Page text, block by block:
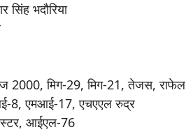
सिंह भदौरिया
2000, मिग-29, मिग-21, तेजस, राफेल
8, एमआई-17, एचएएल रुद्र
आईएल-76